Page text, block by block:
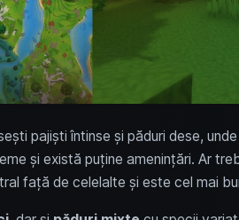
pajiști întinse și păduri dese,
și există puține amenințări. Ar
față de celelalte și este cel mai